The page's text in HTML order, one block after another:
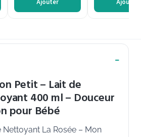
Ajouter Ajouter
Petit – Lait de
400 ml – Douceur
pour Bébé
Nettoyant La Rosée – Mon